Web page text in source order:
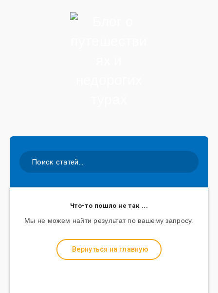
Что-то пошло не так ...
Мы не можем найти результат по вашему запросу.
Вернуться на главную